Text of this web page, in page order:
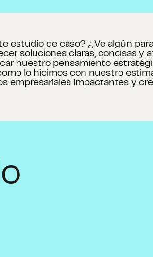
estudio de caso? ¿Ve algún
soluciones claras, concisas y
nuestro pensamiento
lo hicimos con nuestro
empresariales impactantes y